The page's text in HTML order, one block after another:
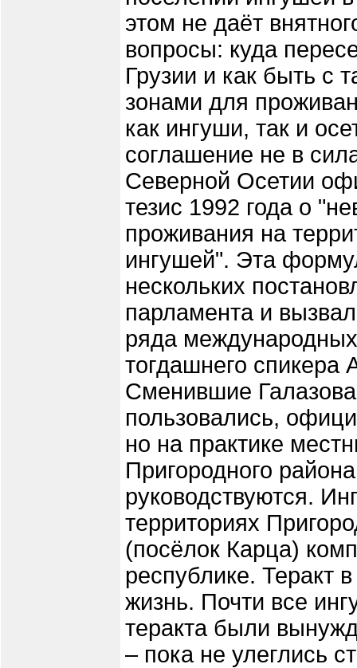
этом не даёт
вопросы: куда
Грузии и как быть с
зонами для
как ингуши, так и
cоглашение не в
Северной Осетии
тезис 1992 года о
проживания на
ингушей". Эта
нескольких
парламента и
ряда
тогдашнего спикера
Сменившие
пользовались,
но на практике
Пригородного
руководствуются.
территориях
(посёлок Карца)
республике. Теракт
жизнь. Почти все
теракта были
– пока не улеглись